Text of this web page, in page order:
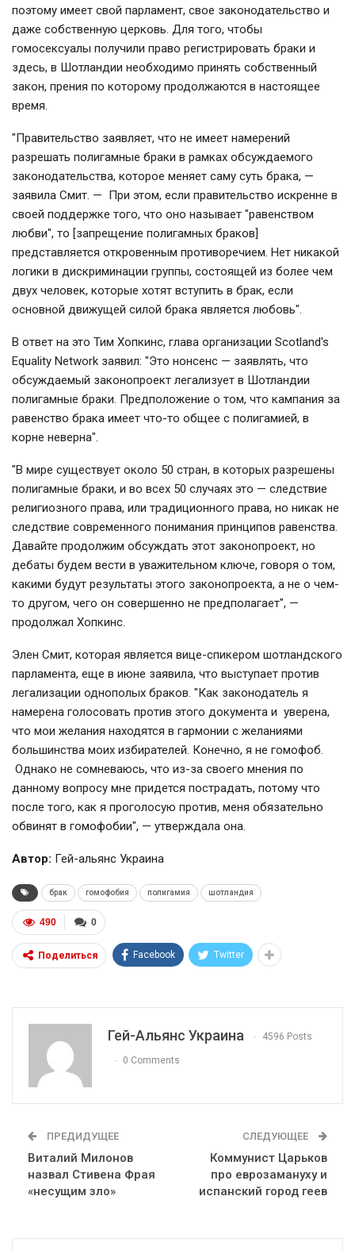
поэтому имеет свой парламент, свое законодательство и
даже собственную церковь. Для того, чтобы
гомосексуалы получили право регистрировать браки и
здесь, в Шотландии необходимо принять собственный
закон, прения по которому продолжаются в настоящее
время.
"Правительство заявляет, что не имеет намерений
разрешать полигамные браки в рамках обсуждаемого
законодательства, которое меняет саму суть брака, —
заявила Смит. — При этом, если правительство искренне в
своей поддержке того, что оно называет "равенством
любви", то [запрещение полигамных браков]
представляется откровенным противоречием. Нет никакой
логики в дискриминации группы, состоящей из более чем
двух человек, которые хотят вступить в брак, если
основной движущей силой брака является любовь".
В ответ на это Тим Хопкинс, глава организации Scotland's
Equality Network заявил: "Это нонсенс — заявлять, что
обсуждаемый законопроект легализует в Шотландии
полигамные браки. Предположение о том, что кампания за
равенство брака имеет что-то общее с полигамией, в
корне неверна".
"В мире существует около 50 стран, в которых разрешены
полигамные браки, и во всех 50 случаях это — следствие
религиозного права, или традиционного права, но никак не
следствие современного понимания принципов равенства.
Давайте продолжим обсуждать этот законопроект, но
дебаты будем вести в уважительном ключе, говоря о том,
какими будут результаты этого законопроекта, а не о чем-
то другом, чего он совершенно не предполагает", —
продолжал Хопкинс.
Элен Смит, которая является вице-спикером шотландского
парламента, еще в июне заявила, что выступает против
легализации однополых браков. "Как законодатель я
намерена голосовать против этого документа и уверена,
что мои желания находятся в гармонии с желаниями
большинства моих избирателей. Конечно, я не гомофоб.
Однако не сомневаюсь, что из-за своего мнения по
данному вопросу мне придется пострадать, потому что
после того, как я проголосую против, меня обязательно
обвинят в гомофобии", — утверждала она.
Автор: Гей-альянс Украина
брак гомофобия полигамия шотландия
0
490
Поделиться Facebook Twitter
Гей-Альянс Украина 4596 Posts
0 Comments
ПРЕДИДУЩЕЕ
Виталий Милонов
назвал Стивена Фрая
«несущим зло»
СЛЕДУЮЩЕЕ
Коммунист Царьков
про еврозамануху и
испанский город геев